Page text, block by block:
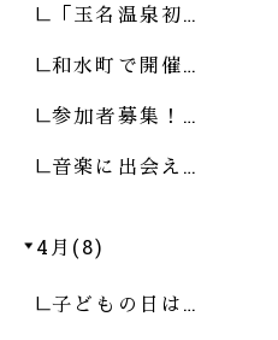
「玉名温泉初…
和水町で開催…
参加者募集！…
音楽に出会え…
4月(8)
子どもの日は…